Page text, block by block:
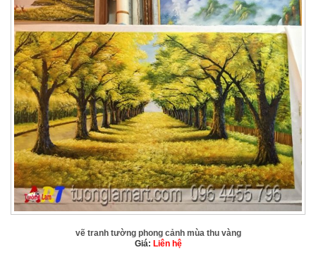
vẽ tranh tường phong cảnh mùa thu vàng
Giá: Liên hệ